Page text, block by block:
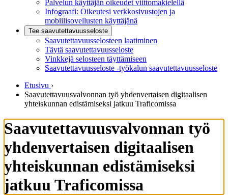
Palvelun käyttäjän oikeudet viittomakielellä
Infograafi: Oikeutesi verkkosivustojen ja
mobiilisovellusten käyttäjänä
Tee saavutettavuusseloste
Saavutettavuus­selosteen laatiminen
Täytä saavutettavuusseloste
Vinkkejä selosteen täyttämiseen
Saavutettavuusseloste -työkalun saavutettavuusseloste
Etusivu ›
Saavutettavuusvalvonnan työ yhdenvertaisen digitaalisen
yhteiskunnan edistämiseksi jatkuu Traficomissa
Saavutettavuusvalvonnan työ
yhdenvertaisen digitaalisen
yhteiskunnan edistämiseksi
jatkuu Traficomissa